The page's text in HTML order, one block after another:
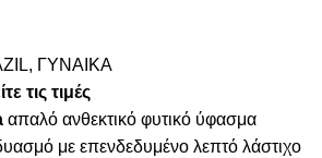
, ΓΥΝΑΙΚΑ
τις τιμές
απαλό ανθεκτικό φυτικό ύφασμα
με επενδεδυμένο λεπτό λάστιχο